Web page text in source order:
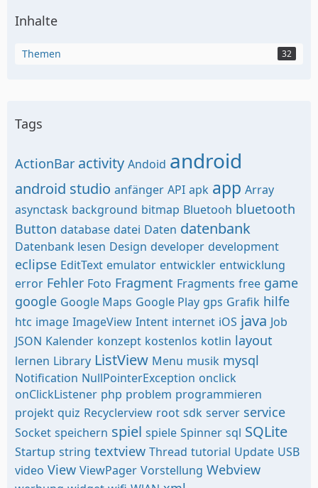
Inhalte
Themen 32
Tags
ActionBar activity Andoid android
android studio anfänger API apk app Array
asynctask background bitmap Bluetooh bluetooth
Button database datei Daten datenbank
Datenbank lesen Design developer development
eclipse EditText emulator entwickler entwicklung
error Fehler Foto Fragment Fragments free game
google Google Maps Google Play gps Grafik hilfe
htc image ImageView Intent internet iOS java Job
JSON Kalender konzept kostenlos kotlin layout
lernen Library ListView Menu musik mysql
Notification NullPointerException onclick
onClickListener php problem programmieren
projekt quiz Recyclerview root sdk server service
Socket speichern spiel spiele Spinner sql SQLite
Startup string textview Thread tutorial Update USB
video View ViewPager Vorstellung Webview